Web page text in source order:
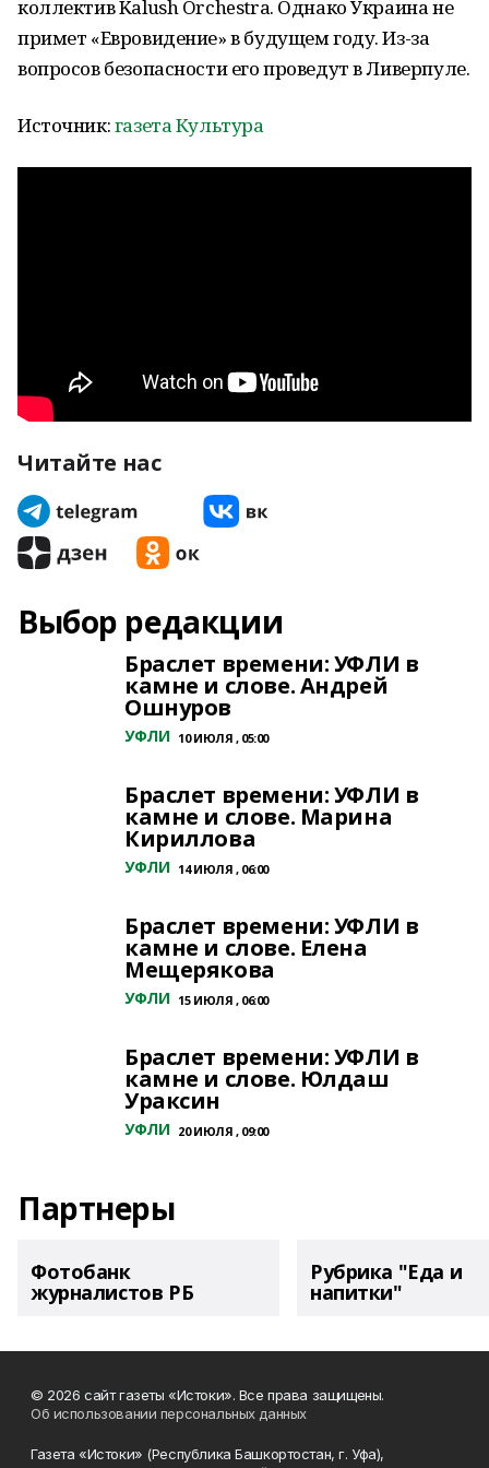
коллектив Kalush Orchestra. Однако Украина не
примет «Евровидение» в будущем году. Из-за
вопросов безопасности его проведут в Ливерпуле.
Источник:газета Культура
Читайте нас
Выбор редакции
Браслет времени: УФЛИ в
камне и слове. Андрей
Ошнуров
УФЛИ 10 ИЮЛЯ , 05:00
Браслет времени: УФЛИ в
камне и слове. Марина
Кириллова
УФЛИ 14 ИЮЛЯ , 06:00
Браслет времени: УФЛИ в
камне и слове. Елена
Мещерякова
УФЛИ 15 ИЮЛЯ , 06:00
Браслет времени: УФЛИ в
камне и слове. Юлдаш
Ураксин
УФЛИ 20 ИЮЛЯ , 09:00
Партнеры
Фотобанк
журналистов РБ
Рубрика "Еда и
напитки"
© 2026 сайт газеты «Истоки». Все права защищены.
Об использовании персональных данных
Газета «Истоки» (Республика Башкортостан, г. Уфа),